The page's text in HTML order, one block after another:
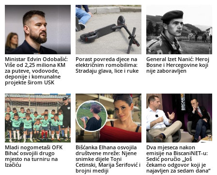
Ministar Edvin Odobašić:
Više od 2,25 miliona KM
za puteve, vodovode,
deponije i komunalne
projekte širom USK
Porast povreda djece na
električnim romobilima:
Stradaju glava, lice i ruke
General Izet Nanić: Heroj
Bosne i Hercegovine koji
nije zaboravljen
Mladi nogometaši OFK
Bihać osvojili drugo
mjesto na turniru na
Izačiću
Bišćanka Elhana osvojila
društvene mreže: Njene
snimke dijele Toni
Cetinski, Marija Šerifović i
brojni mediji
Dva mjeseca nakon
emisije na BiscaniNET-u:
Sedić poručio „Još
čekamo odgovor koji je
najavljen za sedam dana“